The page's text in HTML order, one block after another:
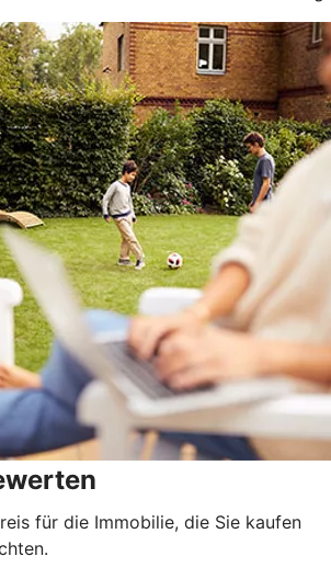
für die Immobilie, die Sie kaufen